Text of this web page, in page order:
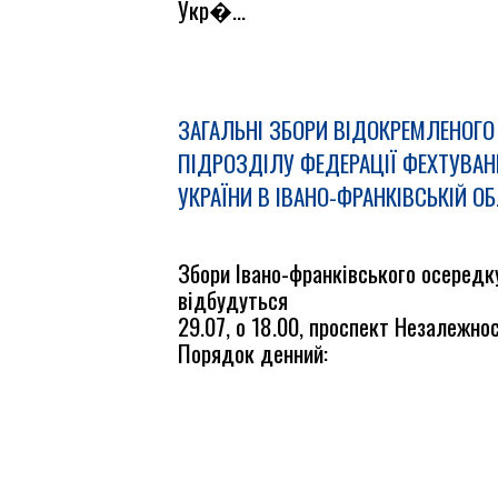
Укр�...
ЗАГАЛЬНІ ЗБОРИ ВІДОКРЕМЛЕНОГО
ПІДРОЗДІЛУ ФЕДЕРАЦІЇ
УКРАЇНИ В ІВАНО-ФРАНКІВСЬКІЙ
Збори Івано-франківського
відбудуться
29.07, о 18.00, проспект
Порядок денний: